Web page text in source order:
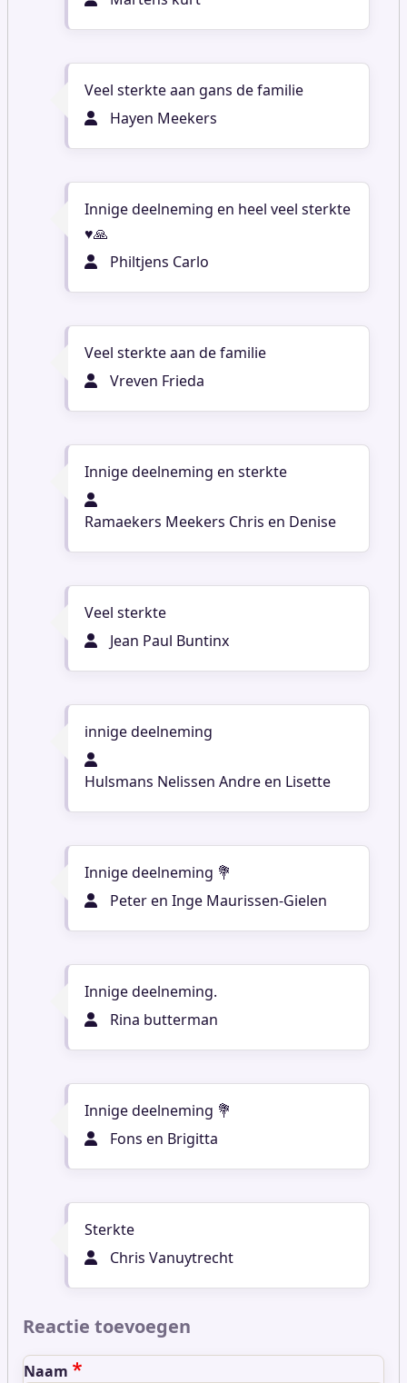
Veel sterkte aan gans de familie
Hayen Meekers
Innige deelneming en heel veel sterkte
♥️🙏
Philtjens Carlo
Veel sterkte aan de familie
Vreven Frieda
Innige deelneming en sterkte
Ramaekers Meekers Chris en Denise
Veel sterkte
Jean Paul Buntinx
innige deelneming
Hulsmans Nelissen Andre en Lisette
Innige deelneming 💐
Peter en Inge Maurissen-Gielen
Innige deelneming.
Rina butterman
Innige deelneming 💐
Fons en Brigitta
Sterkte
Chris Vanuytrecht
Reactie toevoegen
Naam